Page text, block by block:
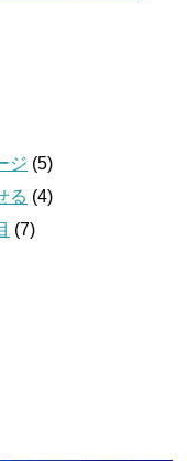
ジ (5)
る (4)
(7)